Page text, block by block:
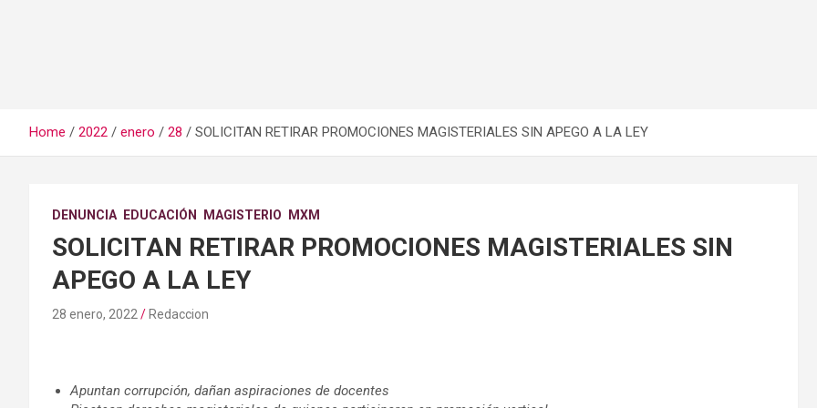
Home 2022 enero 28 SOLICITAN RETIRAR PROMOCIONES MAGISTERIALES SIN APEGO A LA LEY
DENUNCIA EDUCACIÓN MAGISTERIO MXM
SOLICITAN RETIRAR PROMOCIONES MAGISTERIALES SIN
APEGO A LA LEY
28 enero, 2022 Redaccion
Apuntan corrupción, dañan aspiraciones de docentes